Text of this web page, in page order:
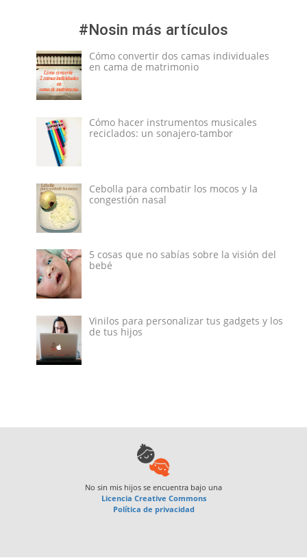
#Nosin más artículos
Cómo convertir dos camas individuales
en cama de matrimonio
Cómo hacer instrumentos musicales
reciclados: un sonajero-tambor
Cebolla para combatir los mocos y la
congestión nasal
5 cosas que no sabías sobre la visión del
bebé
Vinilos para personalizar tus gadgets y los
de tus hijos
No sin mis hijos se encuentra bajo una
Licencia Creative Commons
Política de privacidad